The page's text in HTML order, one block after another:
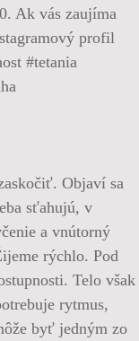
Ak vás zaujíma
profil
#tetania